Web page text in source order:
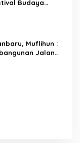
Budaya
Muflihun :
Jalan